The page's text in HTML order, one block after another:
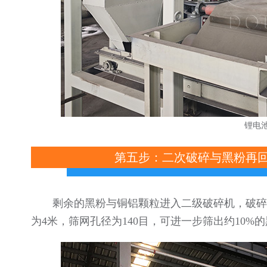
锂电
第五步：二次破碎与黑粉再
剩余的黑粉与铜铝颗粒进入二级破碎机，破
为4米，筛网孔径为140目，可进一步筛出约10%